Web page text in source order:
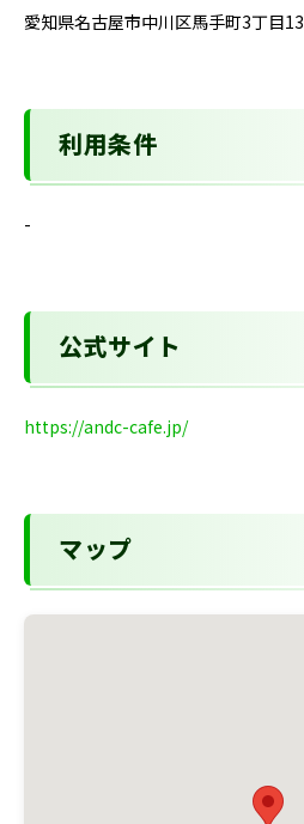
愛知県名古屋市中川区馬手町3丁目13
利用条件
-
公式サイト
https://andc-cafe.jp/
マップ